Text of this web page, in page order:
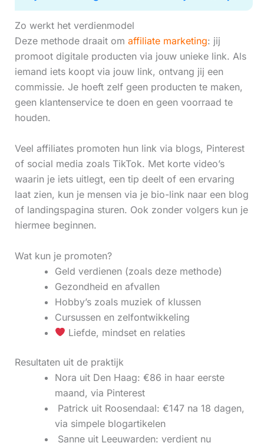
Zo werkt het verdienmodel
Deze methode draait om affiliate marketing: jij
promoot digitale producten via jouw unieke link. Als
iemand iets koopt via jouw link, ontvang jij een
commissie. Je hoeft zelf geen producten te maken,
geen klantenservice te doen en geen voorraad te
houden.
Veel affiliates promoten hun link via blogs, Pinterest
of social media zoals TikTok. Met korte video’s
waarin je iets uitlegt, een tip deelt of een ervaring
laat zien, kun je mensen via je bio-link naar een blog
of landingspagina sturen. Ook zonder volgers kun je
hiermee beginnen.
Wat kun je promoten?
Geld verdienen (zoals deze methode)
Gezondheid en afvallen
Hobby’s zoals muziek of klussen
Cursussen en zelfontwikkeling
Liefde, mindset en relaties
Resultaten uit de praktijk
Nora uit Den Haag: €86 in haar eerste
maand, via Pinterest
‍ Patrick uit Roosendaal: €147 na 18 dagen,
via simpele blogartikelen
‍ Sanne uit Leeuwarden: verdient nu